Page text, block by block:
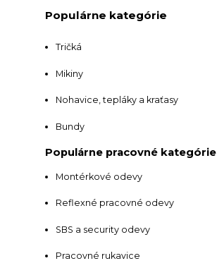
Populárne kategórie
Tričká
Mikiny
Nohavice, tepláky a kraťasy
Bundy
Populárne pracovné kategórie
Montérkové odevy
Reflexné pracovné odevy
SBS a security odevy
Pracovné rukavice